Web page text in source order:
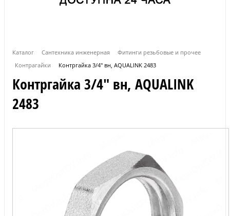
Каталог Сантехника инженерная
Фитинги резьбовые и прочее
Контрагайки
Контргайка 3/4" вн, AQUALINK 2483
Контргайка 3/4" вн, AQUALINK
2483